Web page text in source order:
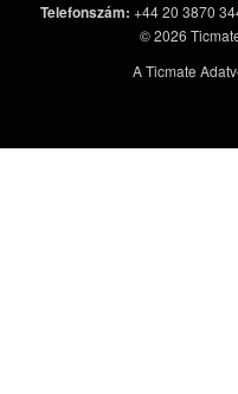
Telefonszám: +44 20 3870
© 2026
A Ticmate